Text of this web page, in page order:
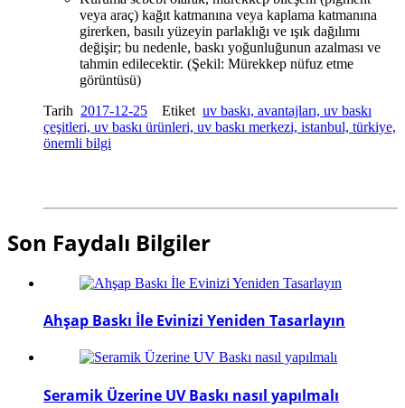
veya araç) kağıt katmanına veya kaplama katmanına
girerken, basılı yüzeyin parlaklığı ve ışık dağılımı
değişir; bu nedenle, baskı yoğunluğunun azalması ve
tahmin edilecektir. (Şekil: Mürekkep nüfuz etme
görüntüsü)
Tarih 2017-12-25 Etiket uv baskı, avantajları, uv baskı
çeşitleri, uv baskı ürünleri, uv baskı merkezi, istanbul, türkiye,
önemli bilgi
Son Faydalı Bilgiler
Ahşap Baskı İle Evinizi Yeniden Tasarlayın
Seramik Üzerine UV Baskı nasıl yapılmalı